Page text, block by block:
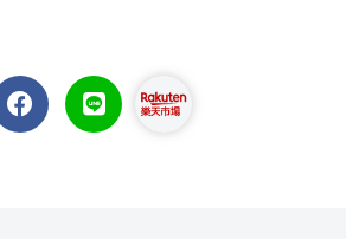
F
a
c
L
i
n